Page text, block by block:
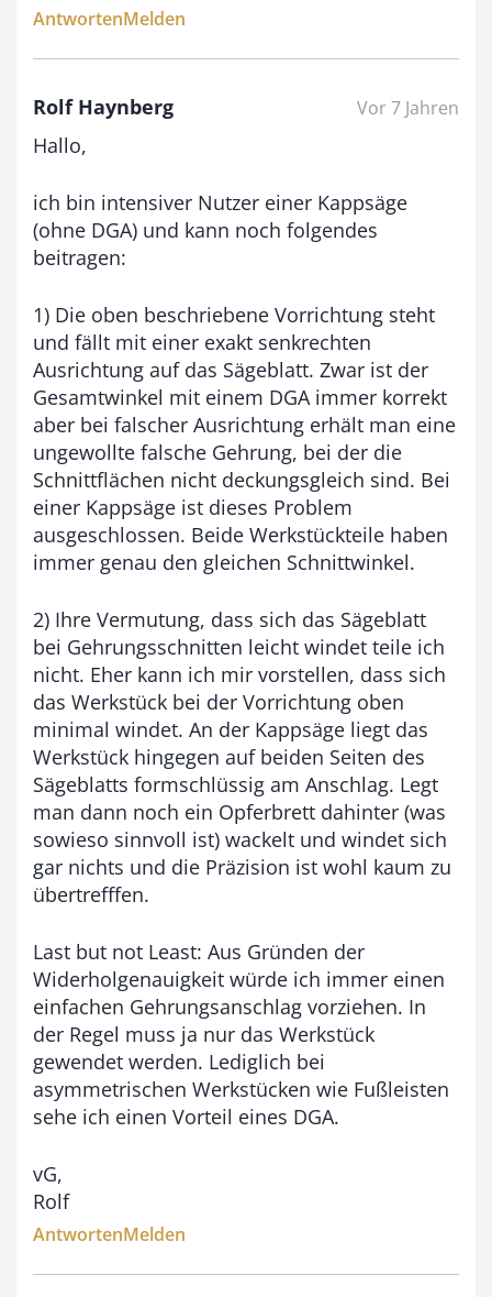
AntwortenMelden
Rolf Haynberg Vor 7 Jahren
Hallo,
ich bin intensiver Nutzer einer Kappsäge
(ohne DGA) und kann noch folgendes
beitragen:
1) Die oben beschriebene Vorrichtung steht
und fällt mit einer exakt senkrechten
Ausrichtung auf das Sägeblatt. Zwar ist der
Gesamtwinkel mit einem DGA immer korrekt
aber bei falscher Ausrichtung erhält man eine
ungewollte falsche Gehrung, bei der die
Schnittflächen nicht deckungsgleich sind. Bei
einer Kappsäge ist dieses Problem
ausgeschlossen. Beide Werkstückteile haben
immer genau den gleichen Schnittwinkel.
2) Ihre Vermutung, dass sich das Sägeblatt
bei Gehrungsschnitten leicht windet teile ich
nicht. Eher kann ich mir vorstellen, dass sich
das Werkstück bei der Vorrichtung oben
minimal windet. An der Kappsäge liegt das
Werkstück hingegen auf beiden Seiten des
Sägeblatts formschlüssig am Anschlag. Legt
man dann noch ein Opferbrett dahinter (was
sowieso sinnvoll ist) wackelt und windet sich
gar nichts und die Präzision ist wohl kaum zu
übertrefffen.
Last but not Least: Aus Gründen der
Widerholgenauigkeit würde ich immer einen
einfachen Gehrungsanschlag vorziehen. In
der Regel muss ja nur das Werkstück
gewendet werden. Lediglich bei
asymmetrischen Werkstücken wie Fußleisten
sehe ich einen Vorteil eines DGA.
vG,
Rolf
AntwortenMelden